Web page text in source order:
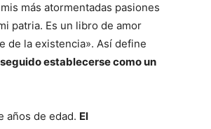
más atormentadas pasiones
patria. Es un libro de amor
de la existencia». Así define
establecerse como un
años de edad. El